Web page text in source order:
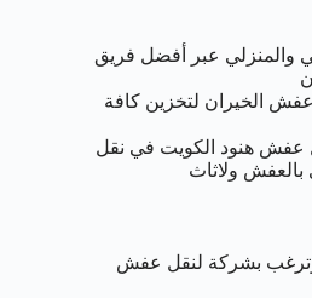
والمنزلي عبر أفضل فريق
الخيران لتخزين كافة
عفش هنود الكويت في نقل
بالعفش ولاثاث
بشركة لنقل عفش